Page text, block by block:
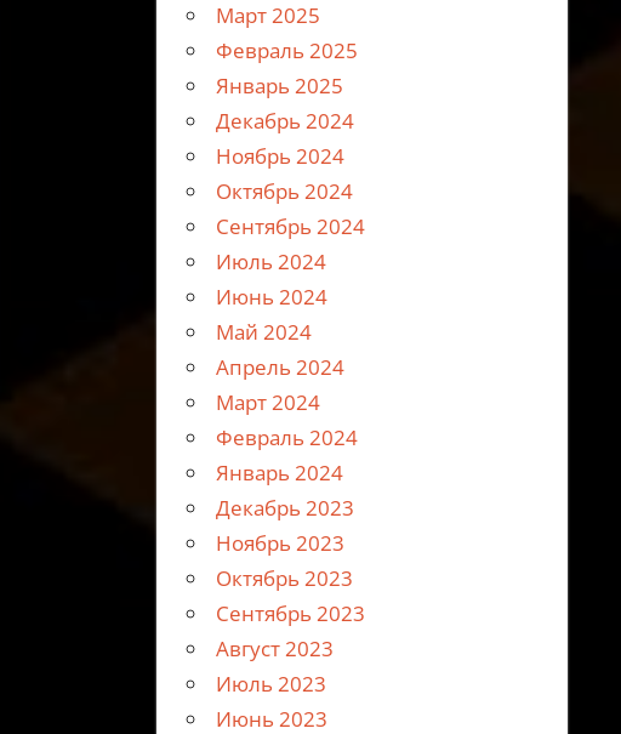
Март 2025
Февраль 2025
Январь 2025
Декабрь 2024
Ноябрь 2024
Октябрь 2024
Сентябрь 2024
Июль 2024
Июнь 2024
Май 2024
Апрель 2024
Март 2024
Февраль 2024
Январь 2024
Декабрь 2023
Ноябрь 2023
Октябрь 2023
Сентябрь 2023
Август 2023
Июль 2023
Июнь 2023